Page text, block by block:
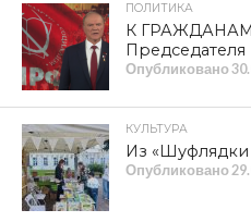
ПОЛИТИКА
К
Опубликовано
КУЛЬТУРА
Из «Шуфлядки
Опубликовано